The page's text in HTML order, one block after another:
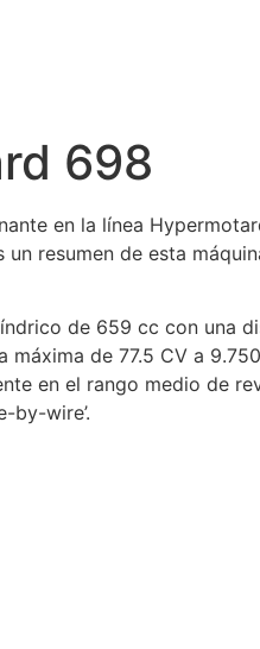
698
en la línea
resumen de esta
de 659 cc con una
de 77.5 CV a
en el rango medio de
by-wire’.